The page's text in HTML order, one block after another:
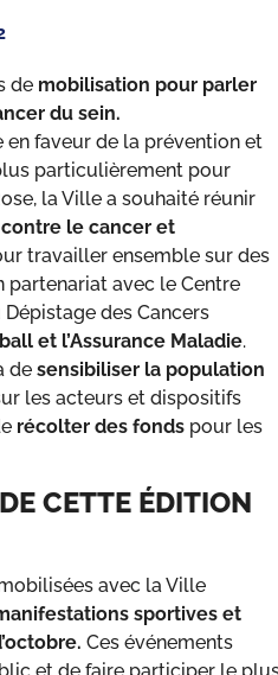
de mobilisation pour parler
du sein.
en faveur de la prévention et
particulièrement pour
la Ville a souhaité réunir
le cancer et
travailler ensemble sur des
partenariat avec le Centre
des Cancers
et l’Assurance Maladie.
de sensibiliser la population
les acteurs et dispositifs
récolter des fonds pour les
CETTE ÉDITION
avec la Ville
sportives et
Ces événements